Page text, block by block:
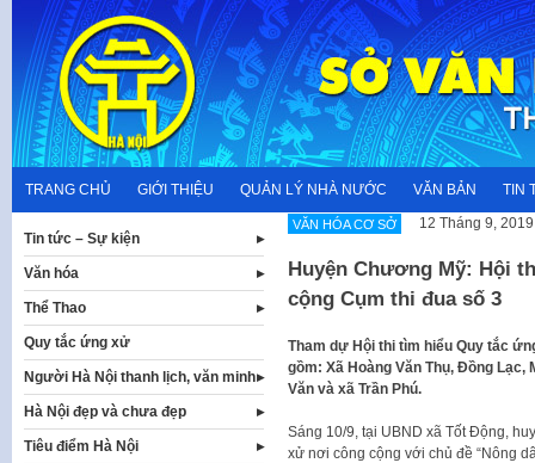
content
TRANG CHỦ GIỚI THIỆU QUẢN LÝ NHÀ NƯỚC VĂN BẢN TIN
VĂN HÓA CƠ SỞ 12 Tháng 9, 2019
Huyện Chương Mỹ: Hội
cộng Cụm thi đua số 3
Tham dự Hội thi tìm hiểu Quy tắc
gồm: Xã Hoàng Văn Thụ, Đồng
Văn và xã Trần Phú.
Sáng 10/9, tại UBND xã Tốt Động,
xử nơi công cộng với chủ đề “Nông
Tin tức – Sự kiện
Văn hóa
Thể Thao
Quy tắc ứng xử
Người Hà Nội thanh lịch, văn minh
Hà Nội đẹp và chưa đẹp
Tiêu điểm Hà Nội